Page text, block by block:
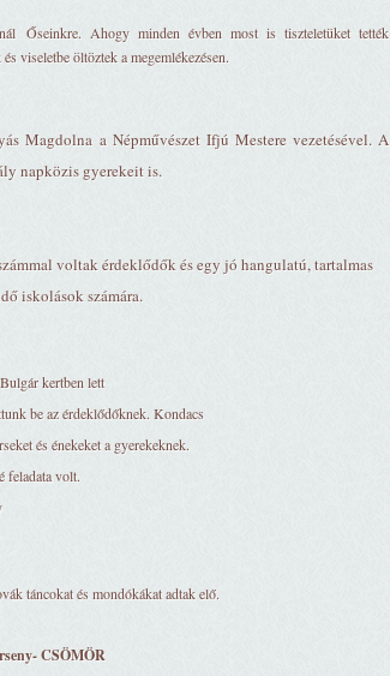
Őseinkre. Ahogy minden évben most is tiszteletüket tették
viseletbe öltöztek a megemlékezésen.
Magdolna a Népművészet Ifjú Mestere vezetésével. A
napközis gyerekeit is.
voltak érdeklődők és egy jó hangulatú, tartalmas
iskolások számára.
kertben lett
be az érdeklődőknek. Kondacs
és énekeket a gyerekeknek.
feladata volt.
táncokat és mondókákat adtak elő.
CSÖMÖR